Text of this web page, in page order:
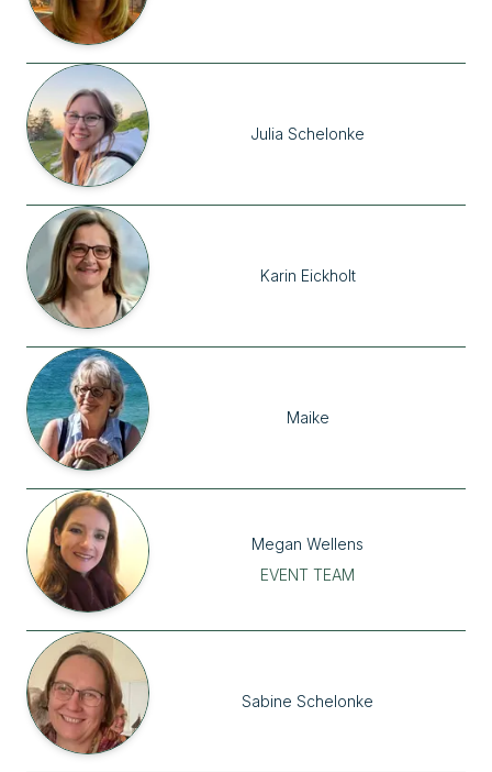
Julia Schelonke
Karin Eickholt
Maike
Megan Wellens
EVENT TEAM
Sabine Schelonke